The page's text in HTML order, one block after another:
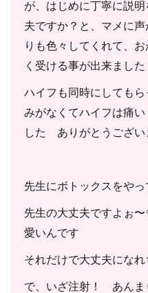
が、はじめに丁寧に説
夫ですか？と、マメに
りも色々してくれて、
く受ける事が出来ました
ハイフも同時にしても
みがなくてハイフは痛
した ありがとうござい
先生にボトックスをや
先生の大丈夫ですよぉ〜
愛いんです
それだけで大丈夫にな
で、いざ注射！ あんま